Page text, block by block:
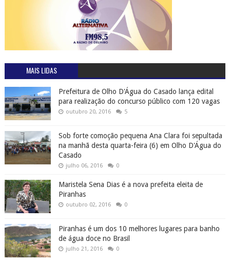
MAIS LIDAS
Prefeitura de Olho D'Água do Casado lança edital
para realização do concurso público com 120 vagas
outubro 20, 2016 5
Sob forte comoção pequena Ana Clara foi sepultada
na manhã desta quarta-feira (6) em Olho D'Água do
Casado
julho 06, 2016 0
Maristela Sena Dias é a nova prefeita eleita de
Piranhas
outubro 02, 2016 0
Piranhas é um dos 10 melhores lugares para banho
de água doce no Brasil
julho 21, 2016 0